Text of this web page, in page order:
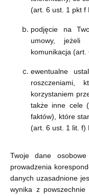
(art. 6 ust. 1 pkt f
podjęcie na
umowy, jeżeli
komunikacja (art.
ewentualne
roszczeniami,
korzystaniem
także inne cele
faktów), które
(art. 6 ust. 1 lit. f)
Twoje dane
prowadzenia
danych uzasadnione
wynika z